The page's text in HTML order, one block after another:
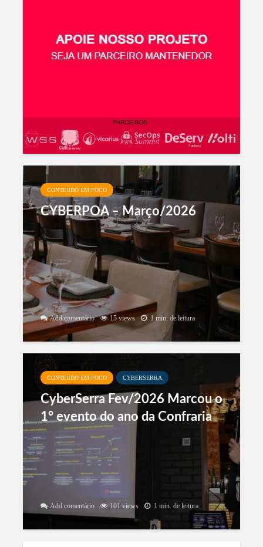
CONTEÚDO EM FOCO
CYBERPOA – Março/2026
Add comentário 15 views 1 min. de leitura
CONTEÚDO EM FOCO CYBERSERRA
CyberSerra Fev/2026 Marcou o
1° evento do ano da Confraria
Add comentário 101 views 1 min. de leitura